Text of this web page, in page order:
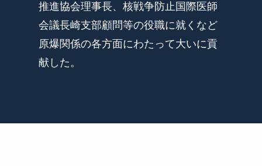
推進協会理事長、核戦争防止国際医師
会議長崎支部顧問等の役職に就くなど
原爆関係の各方面にわたって大いに貢
献した。